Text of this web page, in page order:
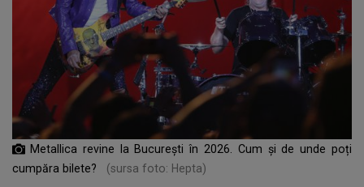
Metallica revine la București în 2026. Cum și de unde poți
cumpăra bilete?
(sursa foto: Hepta)